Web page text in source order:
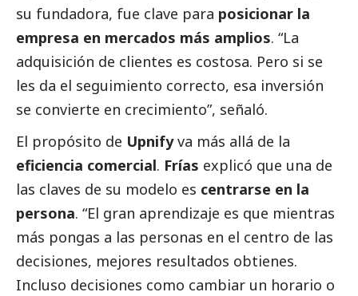
su fundadora, fue clave para posicionar la
empresa en mercados más amplios. “La
adquisición de clientes es costosa. Pero si se
les da el seguimiento correcto, esa inversión
se convierte en crecimiento”, señaló.
El propósito de Upnifyva más allá de la
eficiencia comercial. Frías explicó que una de
las claves de su modelo es centrarse en la
persona. “El gran aprendizaje es que mientras
más pongas a las personas en el centro de las
decisiones, mejores resultados obtienes.
Incluso decisiones como cambiar un horario o